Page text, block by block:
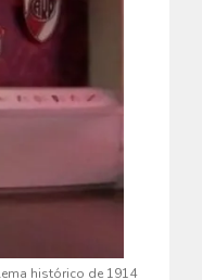
histórico de 1914